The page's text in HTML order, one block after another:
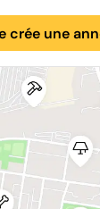
crée une